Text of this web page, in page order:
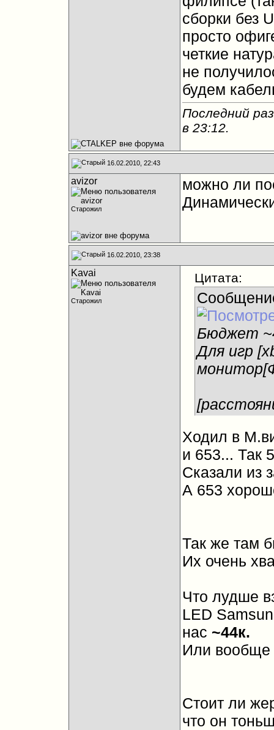
сборки без
просто
четкие
не
будем
Последний
в 23:12.
16.02.2010, 22:43
avizor
Старожил
можно ли
16.02.2010, 23:38
Kavai
Старожил
Цитата:
Бюджет
Для игр
Ходил в
и 653... Так
Сказали из
А 653
Так же там
Их очень
Что лудше
LED
нас ~44к.
Или вообще
Стоит ли
что он